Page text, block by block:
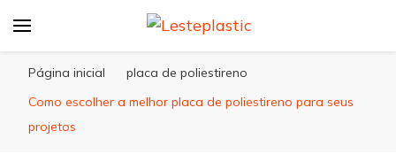
Página inicial
placa de poliestireno
Como escolher a melhor placa de poliestireno para seus
projetos